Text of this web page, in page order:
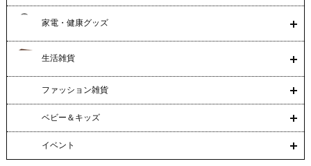
家電・健康グッズ
生活雑貨
ファッション雑貨
イベント